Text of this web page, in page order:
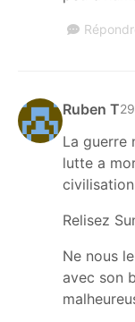
Ruben T
La guerre
lutte a
Relisez
Ne nous
avec son